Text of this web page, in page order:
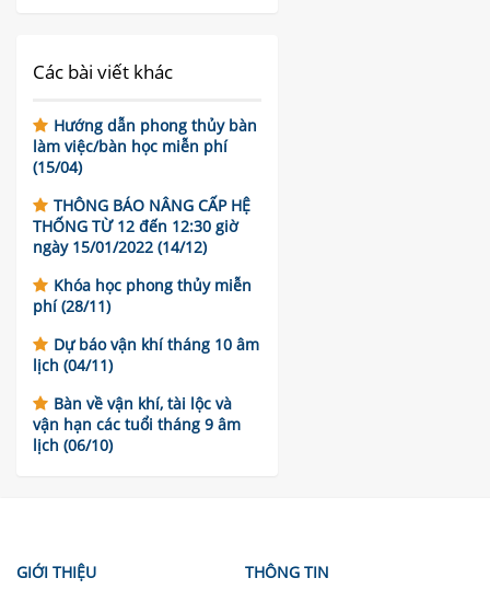
Các bài viết khác
Hướng dẫn phong thủy bàn
làm việc/bàn học miễn phí
(15/04)
THÔNG BÁO NÂNG CẤP HỆ
THỐNG TỪ 12 đến 12:30 giờ
ngày 15/01/2022 (14/12)
Khóa học phong thủy miễn
phí (28/11)
Dự báo vận khí tháng 10 âm
lịch (04/11)
Bàn về vận khí, tài lộc và
vận hạn các tuổi tháng 9 âm
lịch (06/10)
GIỚI THIỆU THÔNG TIN